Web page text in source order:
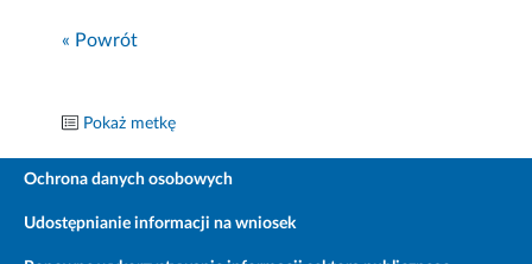
« Powrót
Pokaż metkę
Ochrona danych osobowych
Udostępnianie informacji na wniosek